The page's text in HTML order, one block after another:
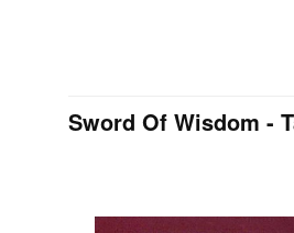
Sword Of Wisdom -